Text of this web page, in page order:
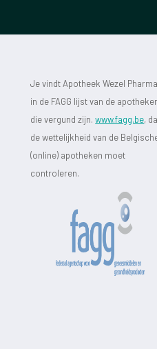
Je vindt Apotheek Wezel Pharma
in de FAGG lijst van de
die vergund zijn.www.fagg.be,
de wettelijkheid van de
(online) apotheken moet
controleren.